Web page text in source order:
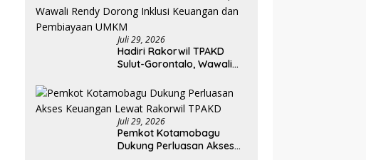
Juli 29, 2026
Hadiri Rakorwil TPAKD
Sulut-Gorontalo, Wawali
Keuangan dan
Pembiayaan UMKM
Juli 29, 2026
Pemkot Kotamobagu
Dukung Perluasan Akses